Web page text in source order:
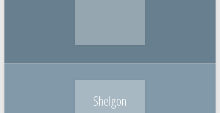
Shelgon